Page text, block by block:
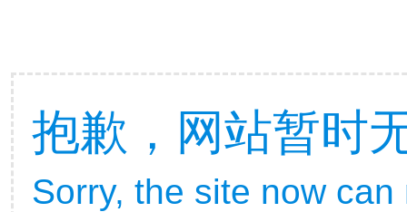
抱歉，网站暂时
Sorry, the site now